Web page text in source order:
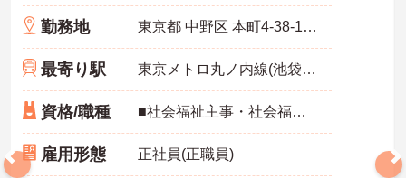
勤務地 東京都 中野区 本町4‐38‐17 コスモリード新中野1階
最寄り駅 東京メトロ丸ノ内線(池袋－荻窪)「新中野駅」徒歩4分
資格/職種 ■社会福祉主事・社会福祉士・介護福祉士・精神保健福祉士：いずれか必須
雇用形態 正社員(正職員)